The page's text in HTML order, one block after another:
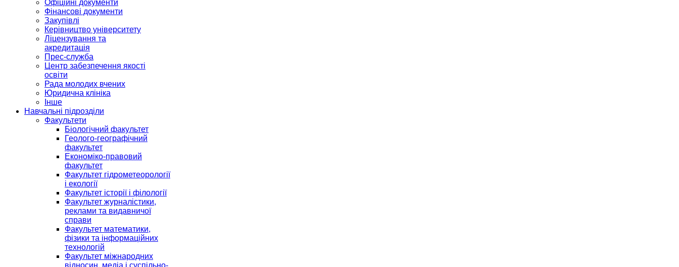
Офіційні документи
Фінансові документи
Закупівлі
Керівництво університету
Ліцензування та
акредитація
Прес-служба
Центр забезпечення якості
освіти
Рада молодих вчених
Юридична клініка
Інше
Навчальні підрозділи
Факультети
Біологічний факультет
Геолого-географічний
факультет
Економіко-правовий
факультет
Факультет гідрометеорології
і екології
Факультет історії і філології
Факультет журналістики,
реклами та видавничої
справи
Факультет математики,
фізики та інформаційних
технологій
Факультет міжнародних
відносин, медіа і суспільно-